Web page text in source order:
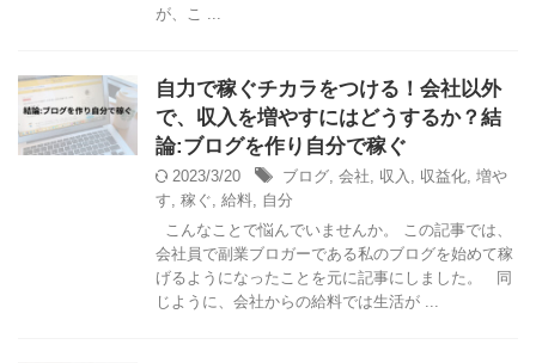
が、こ ...
自力で稼ぐチカラをつける！会社以外
で、収入を増やすにはどうするか？結
論:ブログを作り自分で稼ぐ
2023/3/20 ブログ, 会社, 収入 , 収益化, 増や
す, 稼ぐ, 給料, 自分
こんなことで悩んでいませんか。 この記事では、
会社員で副業ブロガーである私のブログを始めて稼
げるようになったことを元に記事にしました。 同
じように、会社からの給料では生活が ...